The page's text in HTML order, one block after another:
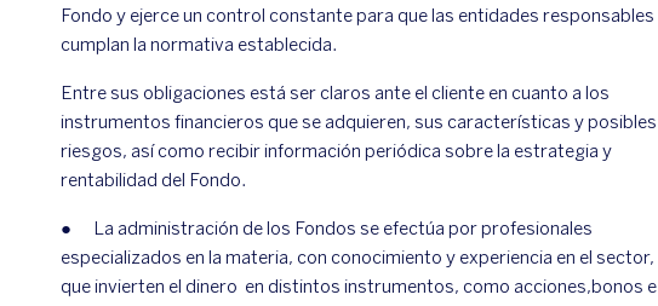
Fondo y ejerce un control constante para que las entidades responsables
cumplan la normativa establecida.
Entre sus obligaciones está ser claros ante el cliente en cuanto a los
instrumentos financieros que se adquieren, sus características y posibles
riesgos, así como recibir información periódica sobre la estrategia y
rentabilidad del Fondo.
● La administración de los Fondos se efectúa por profesionales
especializados en la materia, con conocimiento y experiencia en el sector,
que invierten el dinero en distintos instrumentos, como acciones,bonos e